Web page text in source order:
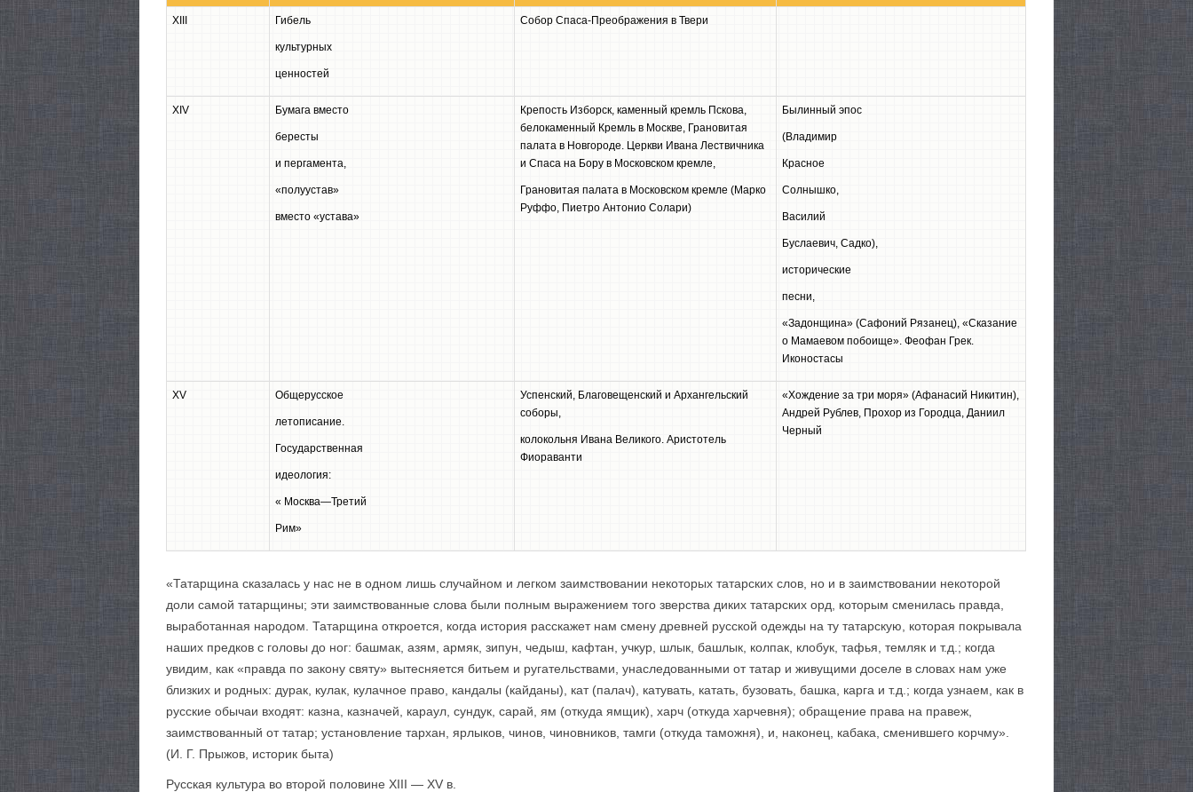
XIII Гибель
культурных
ценностей
Собор Спаса-Преображения в Твери
XIV Бумага вместо
бересты
и пергамента,
«полуустав»
вместо «устава»
Крепость Изборск, каменный кремль Пскова,
белокаменный Кремль в Москве, Грановитая
палата в Новгороде. Церкви Ивана Лествичника
и Спаса на Бору в Московском кремле,
Грановитая палата в Московском кремле (Марко
Руффо, Пиетро Антонио Солари)
Былинный эпос
(Владимир
Красное
Солнышко,
Василий
Буслаевич, Садко),
исторические
песни,
«Задонщина» (Сафоний Рязанец), «Сказание
о Мамаевом побоище». Феофан Грек.
Иконостасы
XV Общерусское
летописание.
Государственная
идеология:
« Москва—Третий
Рим»
Успенский, Благовещенский и Архангельский
соборы,
колокольня Ивана Великого. Аристотель
Фиораванти
«Хождение за три моря» (Афанасий Никитин),
Андрей Рублев, Прохор из Городца, Даниил
Черный
«Татарщина сказалась у нас не в одном лишь случайном и легком заимствовании некоторых татарских слов, но и в заимствовании некоторой
доли самой татарщины; эти заимствованные слова были полным выражением того зверства диких татарских орд, которым сменилась правда,
выработанная народом. Татарщина откроется, когда история расскажет нам смену древней русской одежды на ту татарскую, которая покрывала
наших предков с головы до ног: башмак, азям, армяк, зипун, чедыш, кафтан, учкур, шлык, башлык, колпак, клобук, тафья, темляк и т.д.; когда
увидим, как «правда по закону святу» вытесняется битьем и ругательствами, унаследованными от татар и живущими доселе в словах нам уже
близких и родных: дурак, кулак, кулачное право, кандалы (кайданы), кат (палач), катувать, катать, бузовать, башка, карга и т.д.; когда узнаем, как в
русские обычаи входят: казна, казначей, караул, сундук, сарай, ям (откуда ямщик), харч (откуда харчевня); обращение права на правеж,
заимствованный от татар; установление тархан, ярлыков, чинов, чиновников, тамги (откуда таможня), и, наконец, кабака, сменившего корчму».
(И. Г. Прыжов, историк быта)
Русская культура во второй половине XIII — XV в.